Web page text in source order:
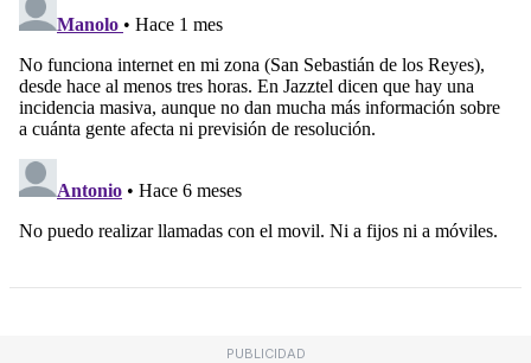
PUBLICIDAD